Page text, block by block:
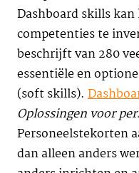
Dashboard skills
competenties te
beschrijft van 280
essentiële en
(soft skills).
Oplossingen voor
Personeelstekorten
dan alleen anders